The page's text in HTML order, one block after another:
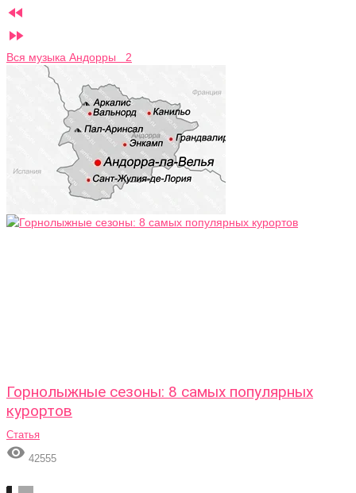


Вся музыка Андорры 2
Горнолыжные сезоны: 8 самых популярных
курортов
Статья
 42555